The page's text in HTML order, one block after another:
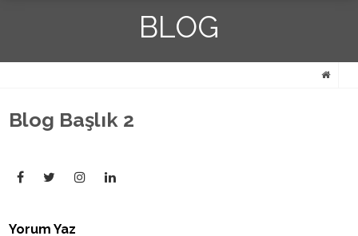
BLOG
Blog Başlık 2
Yorum Yaz